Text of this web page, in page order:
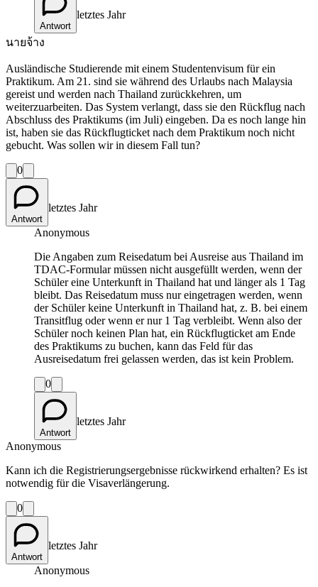
Antwort
letztes Jahr
นายจ้าง
Ausländische Studierende mit einem Studentenvisum für ein
Praktikum. Am 21. sind sie während des Urlaubs nach Malaysia
gereist und werden nach Thailand zurückkehren, um
weiterzuarbeiten. Das System verlangt, dass sie den Rückflug nach
Abschluss des Praktikums (im Juli) eingeben. Da es noch lange hin
ist, haben sie das Rückflugticket nach dem Praktikum noch nicht
gebucht. Was sollen wir in diesem Fall tun?
0
Antwort
letztes Jahr
Anonymous
Die Angaben zum Reisedatum bei Ausreise aus Thailand im
TDAC-Formular müssen nicht ausgefüllt werden, wenn der
Schüler eine Unterkunft in Thailand hat und länger als 1 Tag
bleibt. Das Reisedatum muss nur eingetragen werden, wenn
der Schüler keine Unterkunft in Thailand hat, z. B. bei einem
Transitflug oder wenn er nur 1 Tag verbleibt. Wenn also der
Schüler noch keinen Plan hat, ein Rückflugticket am Ende
des Praktikums zu buchen, kann das Feld für das
Ausreisedatum frei gelassen werden, das ist kein Problem.
0
Antwort
letztes Jahr
Anonymous
Kann ich die Registrierungsergebnisse rückwirkend erhalten? Es ist
notwendig für die Visaverlängerung.
0
Antwort
letztes Jahr
Anonymous